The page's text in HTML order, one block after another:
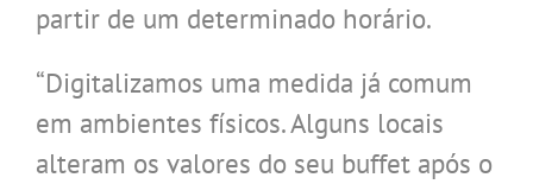
partir de um determinado horário.
“Digitalizamos uma medida já comum
em ambientes físicos. Alguns locais
alteram os valores do seu buffet após o